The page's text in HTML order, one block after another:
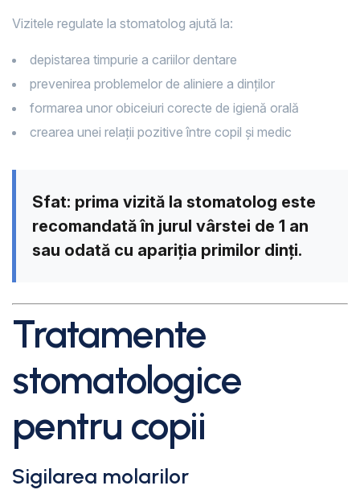
Vizitele regulate la stomatolog ajută la:
depistarea timpurie a cariilor dentare
prevenirea problemelor de aliniere a dinților
formarea unor obiceiuri corecte de igienă orală
crearea unei relații pozitive între copil și medic
Sfat: prima vizită la stomatolog este
recomandată în jurul vârstei de 1 an
sau odată cu apariția primilor dinți.
Tratamente
stomatologice
pentru copii
Sigilarea molarilor